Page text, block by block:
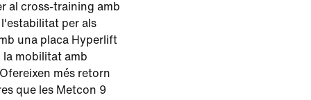
al cross-training amb
per als
una placa Hyperlift
mobilitat amb
més retorn
que les Metcon 9